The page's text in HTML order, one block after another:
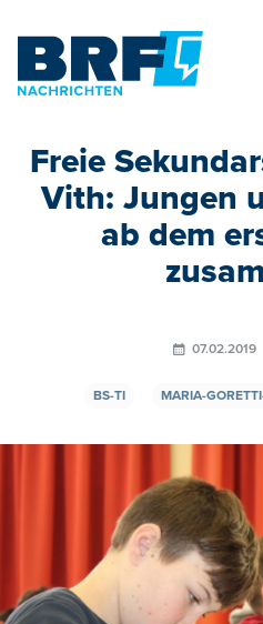
Freie
Vith: Jungen
ab dem
07.02.2019
BS-TI MARIA-